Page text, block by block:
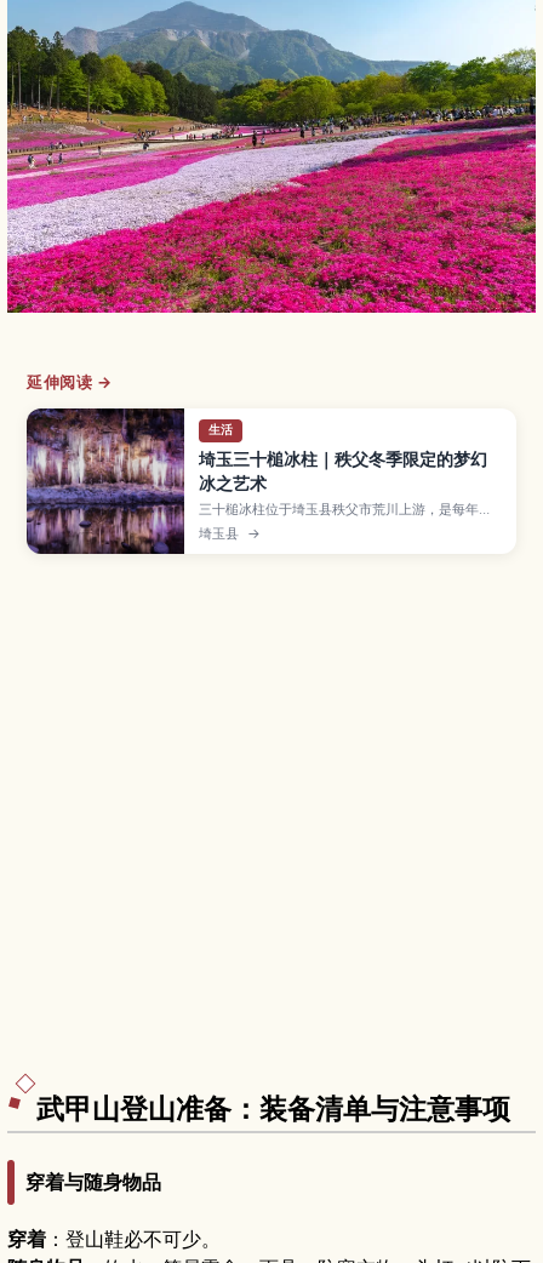
延伸阅读 →
生活
埼玉三十槌冰柱｜秩父冬季限定的梦幻
冰之艺术
三十槌冰柱位于埼玉县秩父市荒川上游，是每年冬
季才能看到的自然冰瀑景观。本文介绍高达数米的
冰墙与夜间灯光秀的看点、附近可顺游的冰柱景点
埼玉县 →
武甲山登山准备：装备清单与注意事项
穿着与随身物品
穿着 ：登山鞋必不可少。